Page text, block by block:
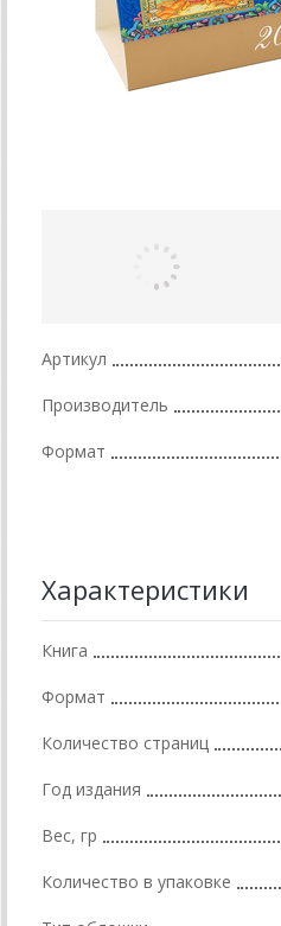
Артикул
Производитель
Формат
Характеристики
Книга
Формат
Количество страниц
Год издания
Вес, гр
Количество в упаковке